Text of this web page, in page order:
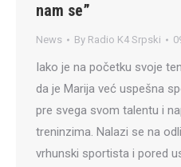
nam se”
News By Radio K4 Srpski
Iako je na početku svoje
da je Marija već uspešna
pre svega svom talentu i
treninzima. Nalazi se na
vrhunski sportista i pored